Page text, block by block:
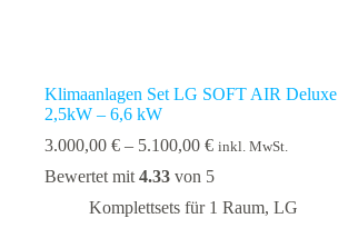
Klimaanlagen Set LG SOFT AIR Deluxe
2,5kW – 6,6 kW
3.000,00 € – 5.100,00 €Preisspanne:
bis
5.100,00 €
inkl. MwSt.
Bewertet mit 4.33 von 5
Komplettsets für 1 Raum, LG